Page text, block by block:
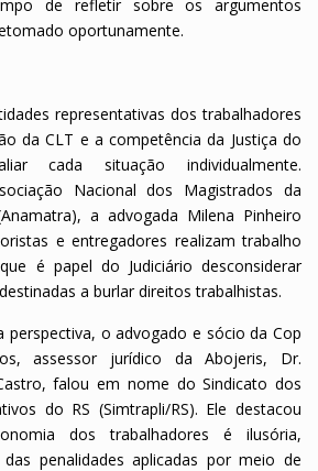
de refletir sobre os argumentos
oportunamente.
representativas dos trabalhadores
da CLT e a competência da Justiça do
cada situação individualmente.
Nacional dos Magistrados da
a advogada Milena Pinheiro
e entregadores realizam trabalho
é papel do Judiciário desconsiderar
a burlar direitos trabalhistas.
perspectiva, o advogado e sócio da Cop
assessor jurídico da Abojeris, Dr.
falou em nome do Sindicato dos
do RS (Simtrapli/RS). Ele destacou
dos trabalhadores é ilusória,
penalidades aplicadas por meio de